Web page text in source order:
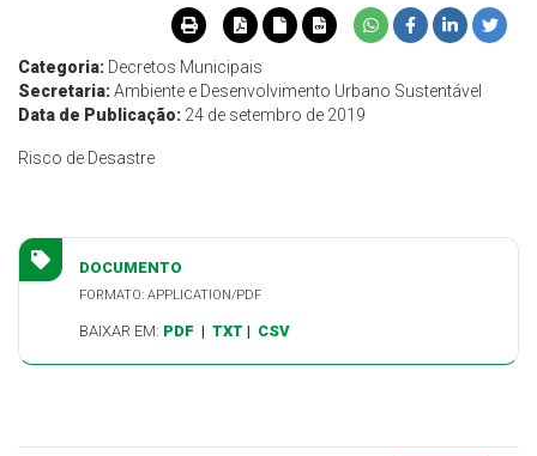
Categoria: Decretos Municipais
Secretaria:Ambiente e Desenvolvimento Urbano Sustentável
Data de Publicação: 24 de setembro de 2019
Risco de Desastre
DOCUMENTO
FORMATO: APPLICATION/PDF
BAIXAR EM: PDF | TXT | CSV